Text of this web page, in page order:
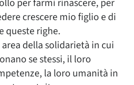
per farmi rinascere, per
crescere mio figlio e di
queste righe.
della solidarietà in cui
se stessi, il loro
la loro umanità in